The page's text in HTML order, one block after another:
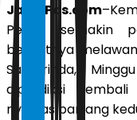
JawaPos.com
Persib semakin
berikutnya
Samarinda,
diprediksi
rivalitas panjang